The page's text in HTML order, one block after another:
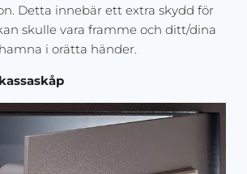
Detta innebär ett extra skydd för
skulle vara framme och ditt/dina
i orätta händer.